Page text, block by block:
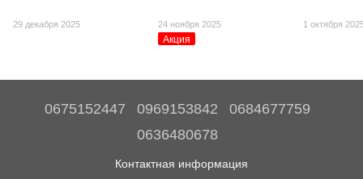
29 декабря 2025 24 ноября 2025
Акция
1 октября
0675152447 0969153842
0684677759
0636480678
Контактная информация